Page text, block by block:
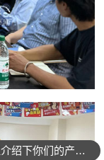
可以介绍下你们的产品么？